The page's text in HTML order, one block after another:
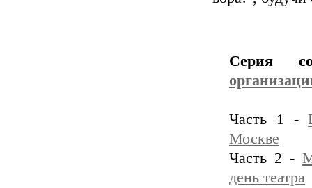
Серия
Часть 1 -
Москве
Часть 2 -
день театра